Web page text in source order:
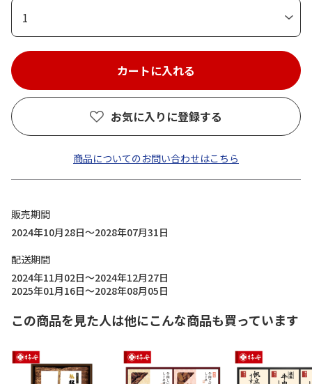
1
お気に入りに登録する
商品についてのお問い合わせはこちら
販売期間
2024年10月28日～2028年07月31日
配送期間
2024年11月02日～2024年12月27日
2025年01月16日～2028年08月05日
この商品を見た人は他にこんな商品も買っています